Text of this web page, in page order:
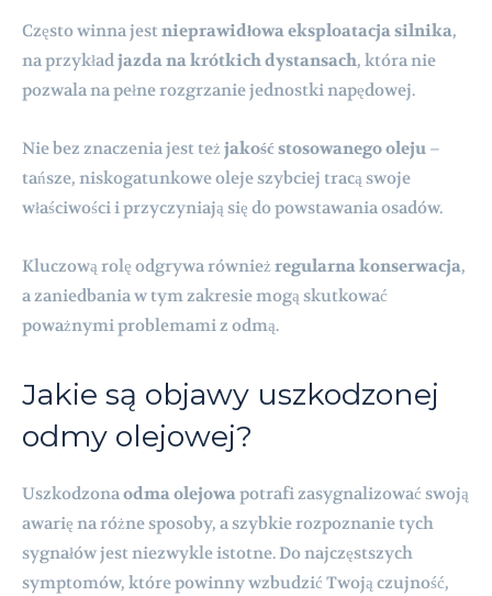
Często winna jestnieprawidłowa eksploatacja silnika,
na przykładjazda na krótkich dystansach, która nie
pozwala na pełne rozgrzanie jednostki napędowej.
Nie bez znaczenia jest też jakość stosowanego oleju –
tańsze, niskogatunkowe oleje szybciej tracą swoje
właściwości i przyczyniają się do powstawania osadów.
Kluczową rolę odgrywa również regularna konserwacja,
a zaniedbania w tym zakresie mogą skutkować
poważnymi problemami z odmą.
Jakie są objawy uszkodzonej
odmy olejowej?
Uszkodzonaodma olejowapotrafi zasygnalizować swoją
awarię na różne sposoby, a szybkie rozpoznanie tych
sygnałów jest niezwykle istotne. Do najczęstszych
symptomów, które powinny wzbudzić Twoją czujność,